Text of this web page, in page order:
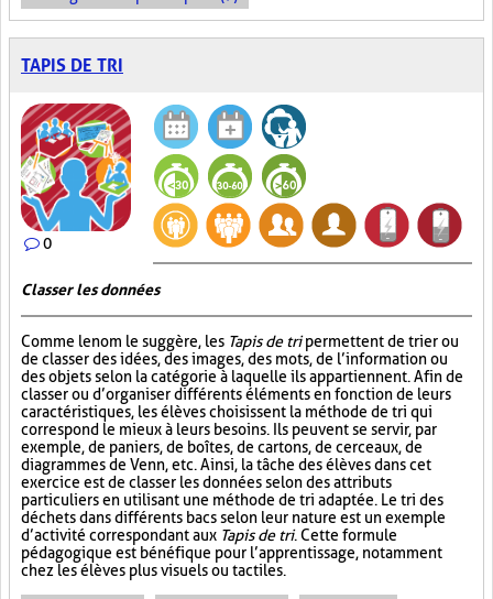
TAPIS DE TRI
0
Classer les données
Comme le nom le suggère, les Tapis de tripermettent de trier ou
de classer des idées, des images, des mots, de l’information ou
des objets selon la catégorie à laquelle ils appartiennent. Afin de
classer ou d’organiser différents éléments en fonction de leurs
caractéristiques, les élèves choisissent la méthode de tri qui
correspond le mieux à leurs besoins. Ils peuvent se servir, par
exemple, de paniers, de boîtes, de cartons, de cerceaux, de
diagrammes de Venn, etc. Ainsi, la tâche des élèves dans cet
exercice est de classer les données selon des attributs
particuliers en utilisant une méthode de tri adaptée. Le tri des
déchets dans différents bacs selon leur nature est un exemple
d’activité correspondant aux Tapis de tri. Cette formule
pédagogique est bénéfique pour l’apprentissage, notamment
chez les élèves plus visuels ou tactiles.